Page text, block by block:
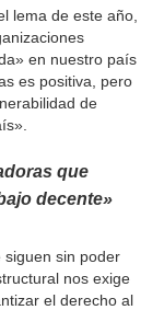
lema de este año,
en nuestro país
es positiva, pero
de
que
decente»
siguen sin poder
nos exige
el derecho al